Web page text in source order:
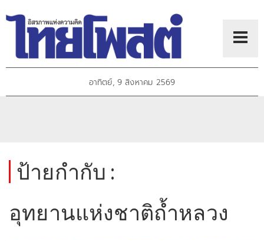
อาทิตย์, 9 สิงหาคม 2569
ป้ายกำกับ :
อุทยานแห่งชาติถ้ำหลวง